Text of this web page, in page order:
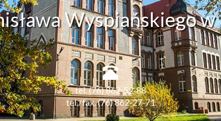
Wyspiańskiego w
tel. (76) 862-52-88
tel./fax. (76) 862-27-71